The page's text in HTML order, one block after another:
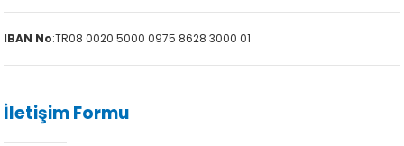
IBAN No:TR08 0020 5000 0975 8628 3000 01
İletişim Formu